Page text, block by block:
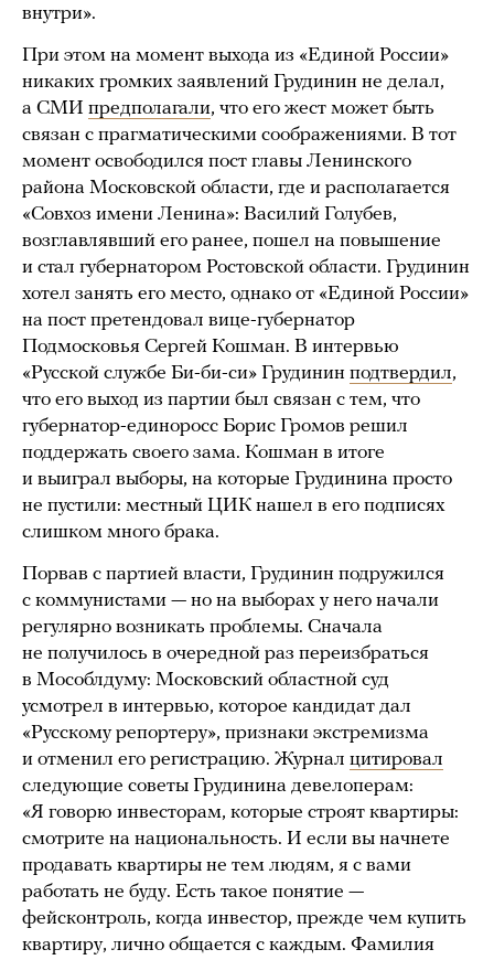
внутри».
При этом на момент выхода из «Единой России»
никаких громких заявлений Грудинин не делал,
а СМИ предполагали, что его жест может быть
связан с прагматическими соображениями. В тот
момент освободился пост главы Ленинского
района Московской области, где и располагается
«Совхоз имени Ленина»: Василий Голубев,
возглавлявший его ранее, пошел на повышение
и стал губернатором Ростовской области. Грудинин
хотел занять его место, однако от «Единой России»
на пост претендовал вице-губернатор
Подмосковья Сергей Кошман. В интервью
«Русской службе Би-би-си» Грудинин подтвердил,
что его выход из партии был связан с тем, что
губернатор-единоросс Борис Громов решил
поддержать своего зама. Кошман в итоге
и выиграл выборы, на которые Грудинина просто
не пустили: местный ЦИК нашел в его подписях
слишком много брака.
Порвав с партией власти, Грудинин подружился
с коммунистами — но на выборах у него начали
регулярно возникать проблемы. Сначала
не получилось в очередной раз переизбраться
в Мособлдуму: Московский областной суд
усмотрел в интервью, которое кандидат дал
«Русскому репортеру», признаки экстремизма
и отменил его регистрацию. Журнал цитировал
следующие советы Грудинина девелоперам:
«Я говорю инвесторам, которые строят квартиры:
смотрите на национальность. И если вы начнете
продавать квартиры не тем людям, я с вами
работать не буду. Есть такое понятие —
фейсконтроль, когда инвестор, прежде чем купить
квартиру, лично общается с каждым. Фамилия